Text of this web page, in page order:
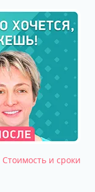
Стоимость и сроки